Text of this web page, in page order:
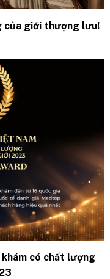
của giới thượng lưu!
có chất lượng